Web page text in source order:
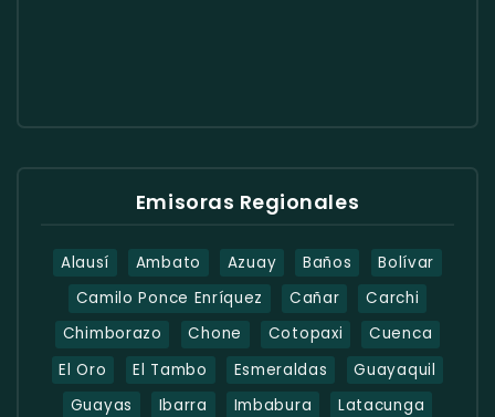
Emisoras Regionales
Alausí Ambato Azuay Baños
Bolívar
Camilo Ponce Enríquez
Cañar
Carchi
Chimborazo
Chone Cotopaxi
Cuenca
El Oro
El Tambo Esmeraldas
Guayaquil
Guayas
Ibarra Imbabura
Latacunga